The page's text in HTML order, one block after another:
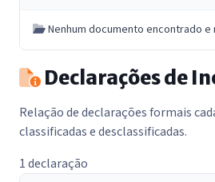
Nenhum documento encontrado
Declarações de
Relação de declarações formais
classificadas e desclassificadas.
1 declaração